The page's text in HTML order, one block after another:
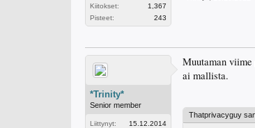
Kiitokset:
1,367
Pisteet:
243
*Trinity*
Senior member
Liittynyt:
15.12.2014
Muutaman
ai mallista.
Thatprivacyguy